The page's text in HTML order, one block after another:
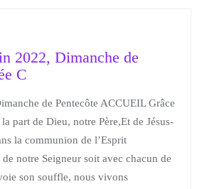
2022, Dimanche de
C
de Pentecôte ACCUEIL Grâce
part de Dieu, notre Père,Et de Jésus-
la communion de l’Esprit
notre Seigneur soit avec chacun de
son souffle, nous vivons